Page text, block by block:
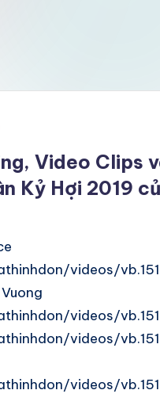
Video Clips
Kỷ Hợi 2019
videos/
videos/
videos/
videos/